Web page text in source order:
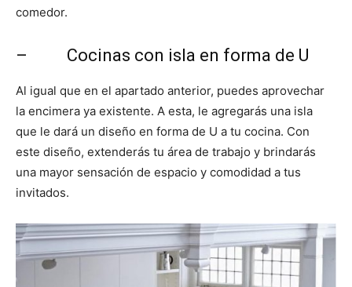
comedor.
– Cocinas con isla en forma de U
Al igual que en el apartado anterior, puedes aprovechar
la encimera ya existente. A esta, le agregarás una isla
que le dará un diseño en forma de U a tu cocina. Con
este diseño, extenderás tu área de trabajo y brindarás
una mayor sensación de espacio y comodidad a tus
invitados.